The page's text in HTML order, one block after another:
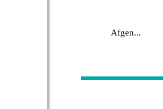
Afgen...